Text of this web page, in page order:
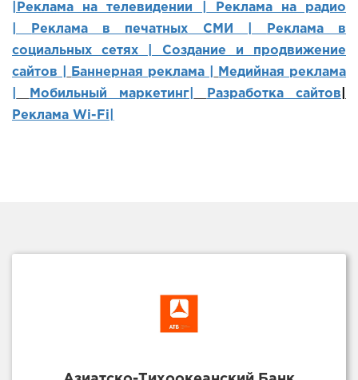
|Реклама на телевидении |
Реклама на радио
Реклама в печатных СМИ |
Реклама в
социальных сетях | Создание и продвижение
сайтов
Баннерная реклама |
Медийная реклама
Мобильный маркетинг Разработка сайтов
Реклама Wi-Fi|